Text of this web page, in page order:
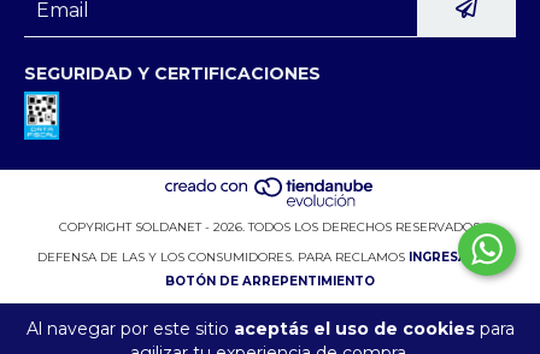
Al navegar por este sitio aceptás el uso de cookiespara
SEGURIDAD Y CERTIFICACIONES
COPYRIGHT SOLDANET - 2026. TODOS LOS DERECHOS RESERVADOS.
DEFENSA DE LAS Y LOS CONSUMIDORES. PARA RECLAMOS
INGRESÁ ACÁ.
BOTÓN DE ARREPENTIMIENTO